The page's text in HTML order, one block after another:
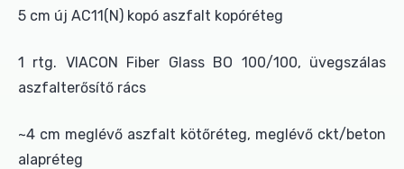
5 cm új AC11(N) kopó aszfalt kopóréteg
1 rtg. VIACON Fiber Glass BO 100/100, üvegszálas
aszfalterősítő rács
~4 cm meglévő aszfalt kötőréteg, meglévő ckt/beton
alapréteg